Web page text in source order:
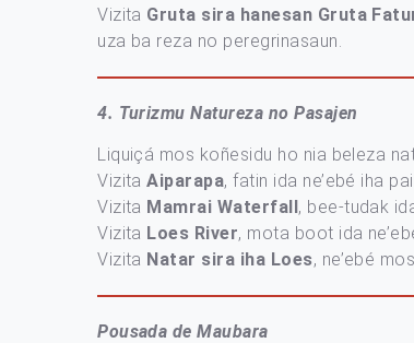
Vizita Gruta sira hanesan Gruta
uza ba reza no peregrinasaun.
4. Turizmu Natureza no Pasajen
Liquiçá mos koñesidu ho nia beleza
VizitaAiparapa, fatin ida ne’ebé iha
Vizita Mamrai Waterfall, bee-tudak
Vizita Loes River, mota boot ida
Vizita Natar sira iha Loes, ne’ebé
Pousada de Maubara